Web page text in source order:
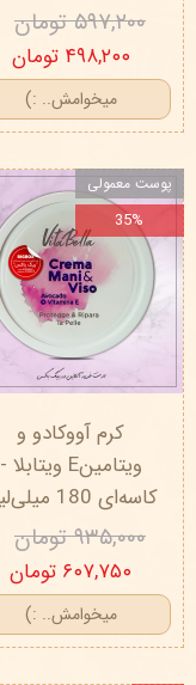
۵۹۷,۲۰۰ تومان
۴۹۸,۲۰۰ تومان
میخوامش.. :)
کرم آووکادو و
ویتامینE ویتابلا -
کاسه‌ای 180 میلی‌لیتر
۹۳۵,۰۰۰ تومان
۶۰۷,۷۵۰ تومان
میخوامش.. :)
پوست معمولی
35%